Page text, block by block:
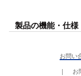
製品の機能・仕様
お問い
お